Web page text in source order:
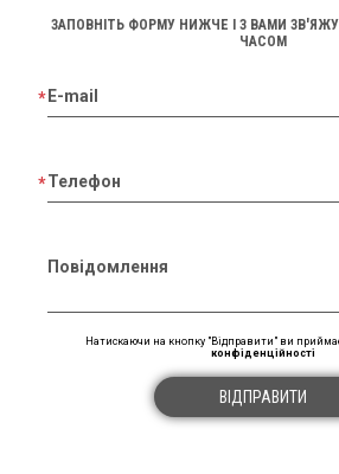
ЗАПОВНІТЬ ФОРМУ НИЖЧЕ І З ВАМИ
ЧАСОМ
E-mail
Телефон
Повідомлення
Натискаючи на кнопку "Відправити" ви
конфіденційності
ВІДПРАВИТИ